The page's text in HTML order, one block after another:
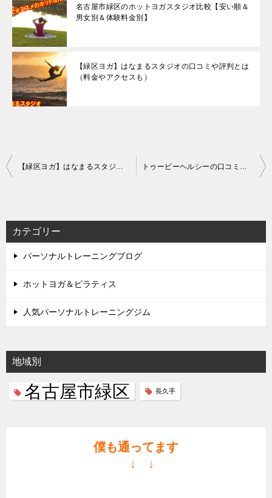
名古屋市緑区のホットヨガスタジオ比較【安い順＆
男女別＆体験料金別】
【緑区ヨガ】はなまるスタジオの口コミや評判とは
（料金やアクセスも）
投
ビ
ゲ
ー
シ
【緑区ヨガ】はなまるスタジオの口コミや評判とは（料金やアクセスも） トゥービーヘルシーの口コミや評判・料金など【緑区ヨガ＆パーソナルジム】
カテゴリー
パーソナルトレーニングブログ
ホットヨガ＆ピラティス
人気パーソナルトレーニングジム
地域別
名古屋市緑区 長久手
僕も通ってます
↓ ↓